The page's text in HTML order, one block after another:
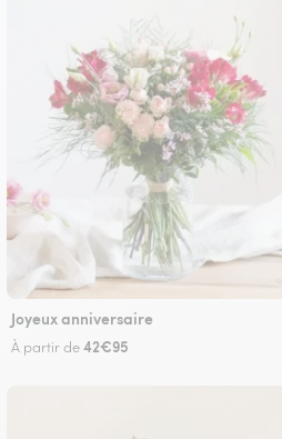
Joyeux anniversaire
À partir de42€95